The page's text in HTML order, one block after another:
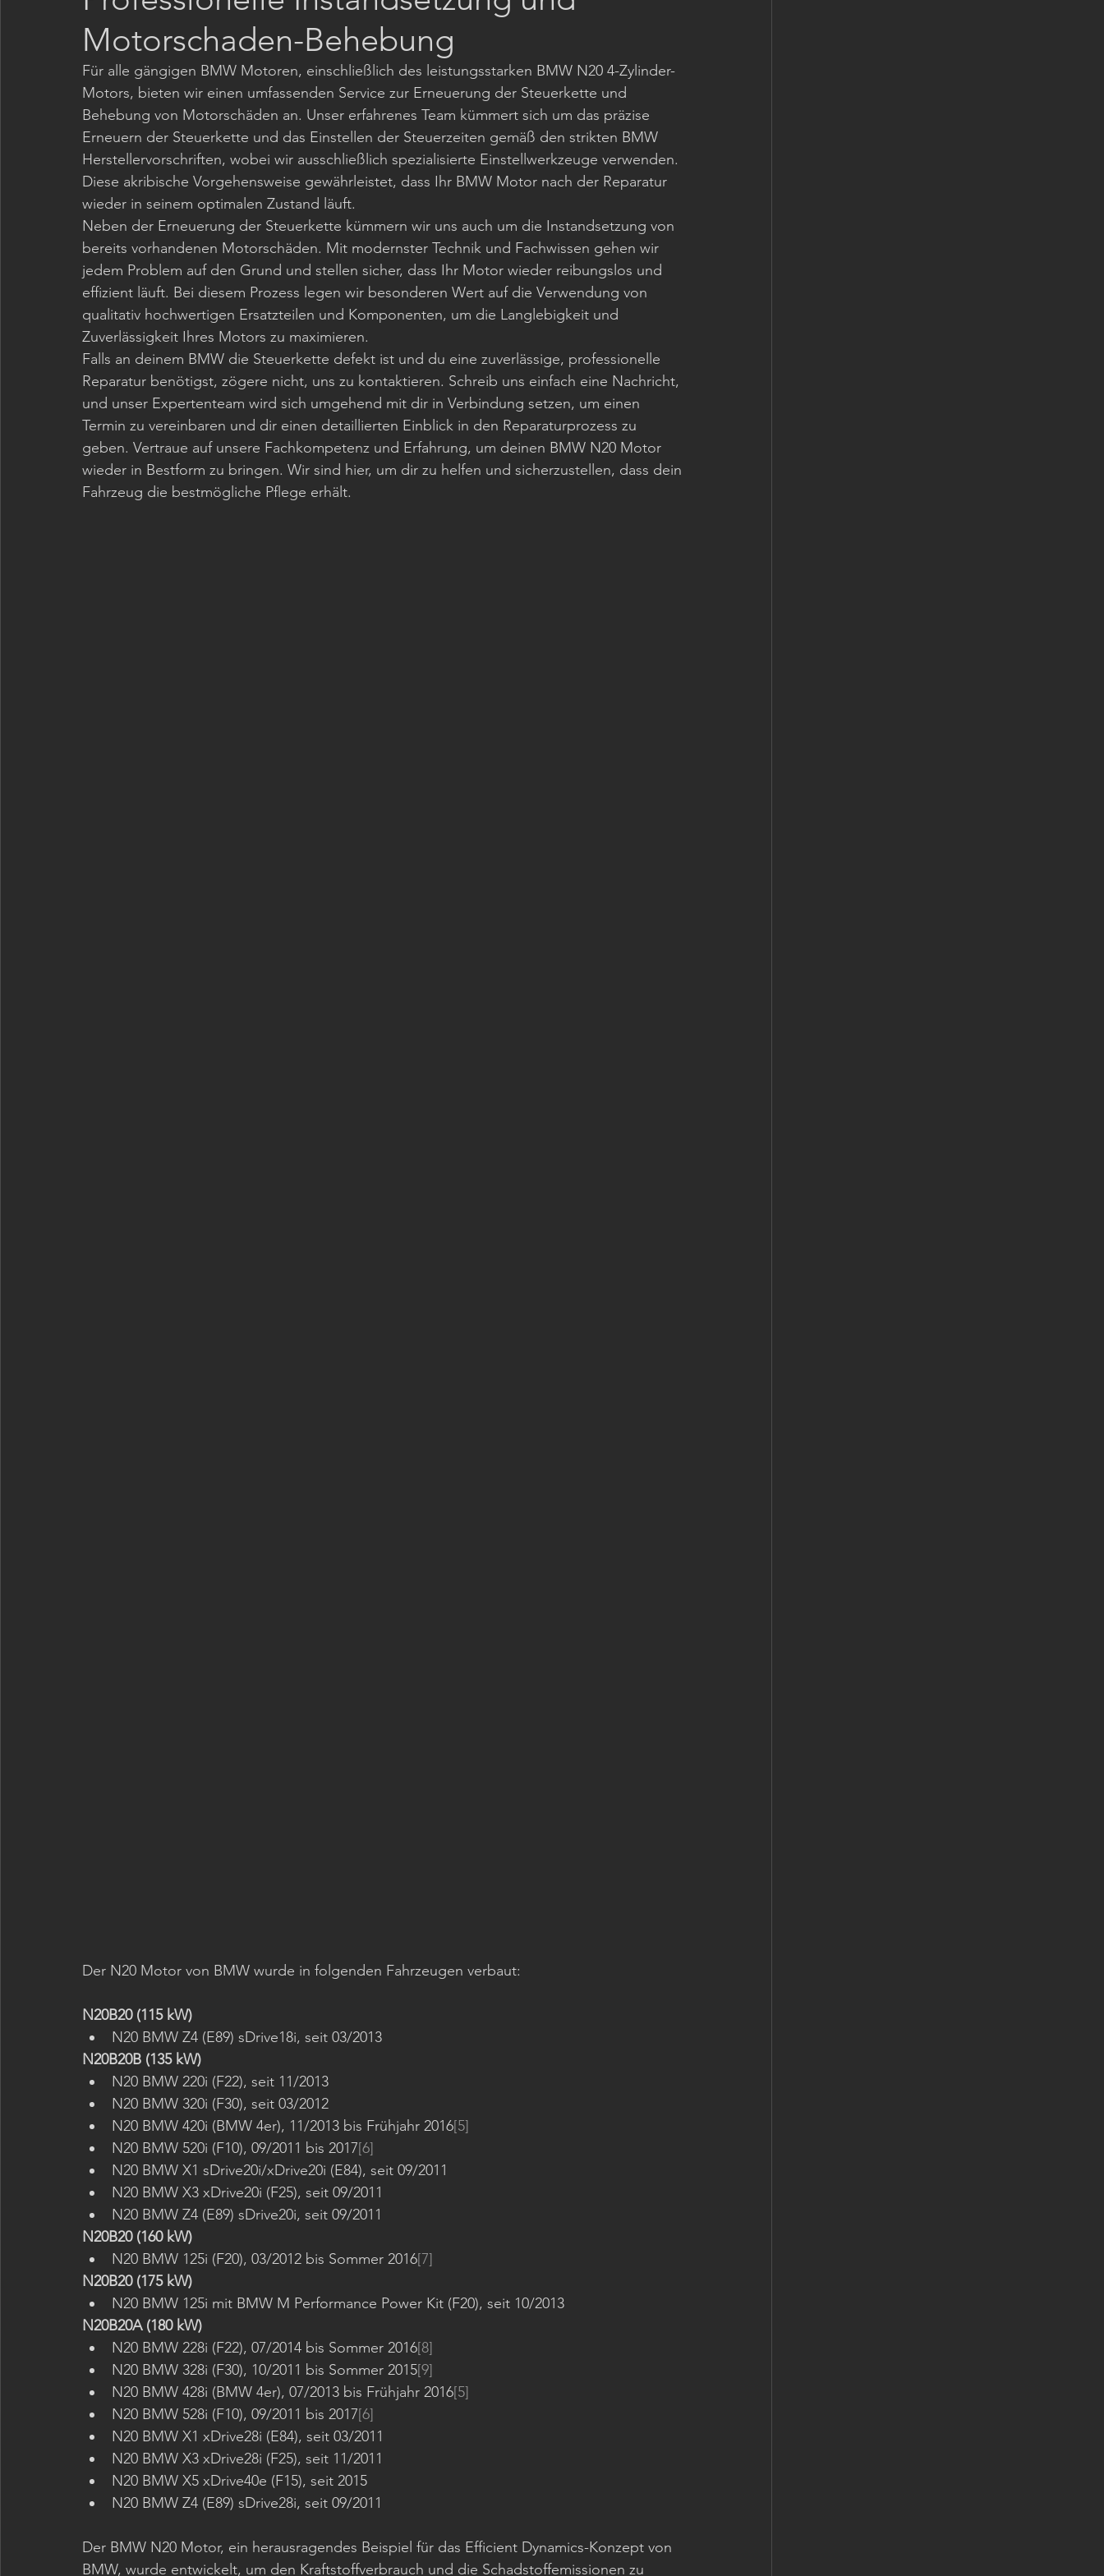
Motorschaden-Behebung
Für alle gängigen BMW Motoren, einschließlich des leistungsstarken BMW N20 4-Zylinder-
Motors, bieten wir einen umfassenden Service zur Erneuerung der Steuerkette und
Behebung von Motorschäden an. Unser erfahrenes Team kümmert sich um das präzise
Erneuern der Steuerkette und das Einstellen der Steuerzeiten gemäß den strikten BMW
Herstellervorschriften, wobei wir ausschließlich spezialisierte Einstellwerkzeuge verwenden.
Diese akribische Vorgehensweise gewährleistet, dass Ihr BMW Motor nach der Reparatur
wieder in seinem optimalen Zustand läuft.
Neben der Erneuerung der Steuerkette kümmern wir uns auch um die Instandsetzung von
bereits vorhandenen Motorschäden. Mit modernster Technik und Fachwissen gehen wir
jedem Problem auf den Grund und stellen sicher, dass Ihr Motor wieder reibungslos und
effizient läuft. Bei diesem Prozess legen wir besonderen Wert auf die Verwendung von
qualitativ hochwertigen Ersatzteilen und Komponenten, um die Langlebigkeit und
Zuverlässigkeit Ihres Motors zu maximieren.
Falls an deinem BMW die Steuerkette defekt ist und du eine zuverlässige, professionelle
Reparatur benötigst, zögere nicht, uns zu kontaktieren. Schreib uns einfach eine Nachricht,
und unser Expertenteam wird sich umgehend mit dir in Verbindung setzen, um einen
Termin zu vereinbaren und dir einen detaillierten Einblick in den Reparaturprozess zu
geben. Vertraue auf unsere Fachkompetenz und Erfahrung, um deinen BMW N20 Motor
wieder in Bestform zu bringen. Wir sind hier, um dir zu helfen und sicherzustellen, dass dein
Fahrzeug die bestmögliche Pflege erhält.
Der N20 Motor von BMW wurde in folgenden Fahrzeugen verbaut:
N20B20 (115 kW)
N20 BMW Z4 (E89) sDrive18i, seit 03/2013
N20B20B (135 kW)
N20 BMW 220i (F22), seit 11/2013
N20 BMW 320i (F30), seit 03/2012
N20 BMW 420i (BMW 4er), 11/2013 bis Frühjahr 2016[5]
N20 BMW 520i (F10), 09/2011 bis 2017[6]
N20 BMW X1 sDrive20i/xDrive20i (E84), seit 09/2011
N20 BMW X3 xDrive20i (F25), seit 09/2011
N20 BMW Z4 (E89) sDrive20i, seit 09/2011
N20B20 (160 kW)
N20 BMW 125i (F20), 03/2012 bis Sommer 2016[7]
N20B20 (175 kW)
N20 BMW 125i mit BMW M Performance Power Kit (F20), seit 10/2013
N20B20A (180 kW)
N20 BMW 228i (F22), 07/2014 bis Sommer 2016[8]
N20 BMW 328i (F30), 10/2011 bis Sommer 2015[9]
N20 BMW 428i (BMW 4er), 07/2013 bis Frühjahr 2016[5]
N20 BMW 528i (F10), 09/2011 bis 2017[6]
N20 BMW X1 xDrive28i (E84), seit 03/2011
N20 BMW X3 xDrive28i (F25), seit 11/2011
N20 BMW X5 xDrive40e (F15), seit 2015
N20 BMW Z4 (E89) sDrive28i, seit 09/2011
Der BMW N20 Motor, ein herausragendes Beispiel für das Efficient Dynamics-Konzept von
BMW, wurde entwickelt, um den Kraftstoffverbrauch und die Schadstoffemissionen zu